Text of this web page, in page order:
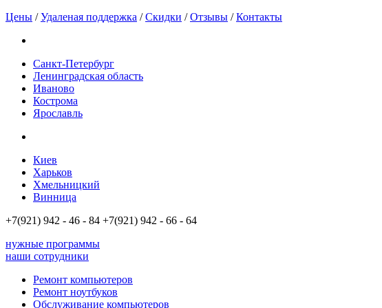
Цены /Удаленая поддержка /Скидки /Отзывы /Контакты
Санкт-Петербург
Ленинградская область
Иваново
Кострома
Ярославль
Киев
Харьков
Хмельницкий
Винница
+7(921) 942 - 46 - 84 +7(921) 942 - 66 - 64
нужные программы
наши сотрудники
Ремонт компьютеров
Ремонт ноутбуков
Обслуживание компьютеров